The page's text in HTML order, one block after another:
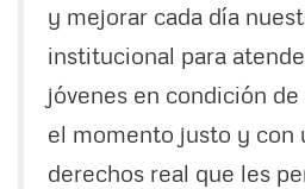
y mejorar cada día
institucional para
jóvenes en condición
el momento justo y con
derechos real que les